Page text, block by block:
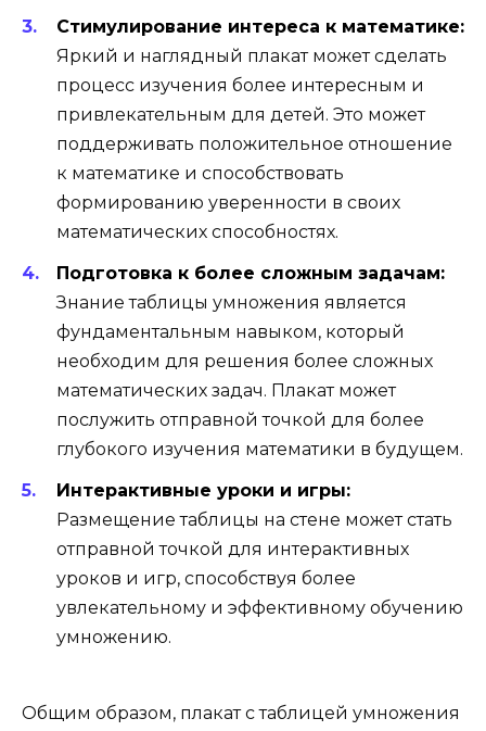
Стимулирование интереса к математике:
Яркий и наглядный плакат может сделать
процесс изучения более интересным и
привлекательным для детей. Это может
поддерживать положительное отношение
к математике и способствовать
формированию уверенности в своих
математических способностях.
Подготовка к более сложным задачам:
Знание таблицы умножения является
фундаментальным навыком, который
необходим для решения более сложных
математических задач. Плакат может
послужить отправной точкой для более
глубокого изучения математики в будущем.
Интерактивные уроки и игры:
Размещение таблицы на стене может стать
отправной точкой для интерактивных
уроков и игр, способствуя более
увлекательному и эффективному обучению
умножению.
Общим образом, плакат с таблицей умножения